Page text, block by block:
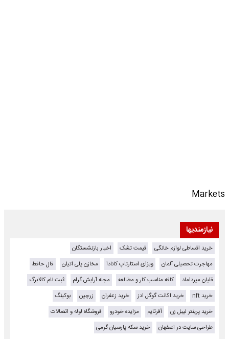
Markets
نیازمندیها
خرید اقساطی لوازم خانگی قیمت تشک
اخبار بازنشستگان
مهاجرت تحصیلی آلمان
ویزای استارتاپ کانادا مخازن پلی اتیلن
فال حافظ
قلیان میرداماد
کافه مناسب کار و مطالعه مجله آرایش گرام
ثبت نام کالابرگ
خرید nft
خرید اکانت گوگل ادز خرید زعفران زرچین
بوکینگ
خرید پرینتر لیبل زن
آفرتایم مزایده خودرو
فروشگاه لوله و اتصالات
طراحی سایت در اصفهان
خرید سکه پارسیان گرمی